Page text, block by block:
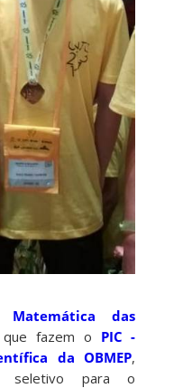
das
fazem o PIC -
da OBMEP,
seletivo para o